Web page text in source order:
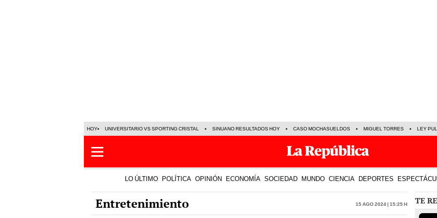
HOY UNIVERSITARIO VS SPORTING CRISTAL SINUANO RESULTADOS HOY CASO MOCHASUELDOS MIGUEL TORRES LEY
LO ÚLTIMO POLÍTICA OPINIÓN ECONOMÍA SOCIEDAD MUNDO CIENCIA DEPORTES
Entretenimiento 15 Ago 2024 | 15:25 h TE